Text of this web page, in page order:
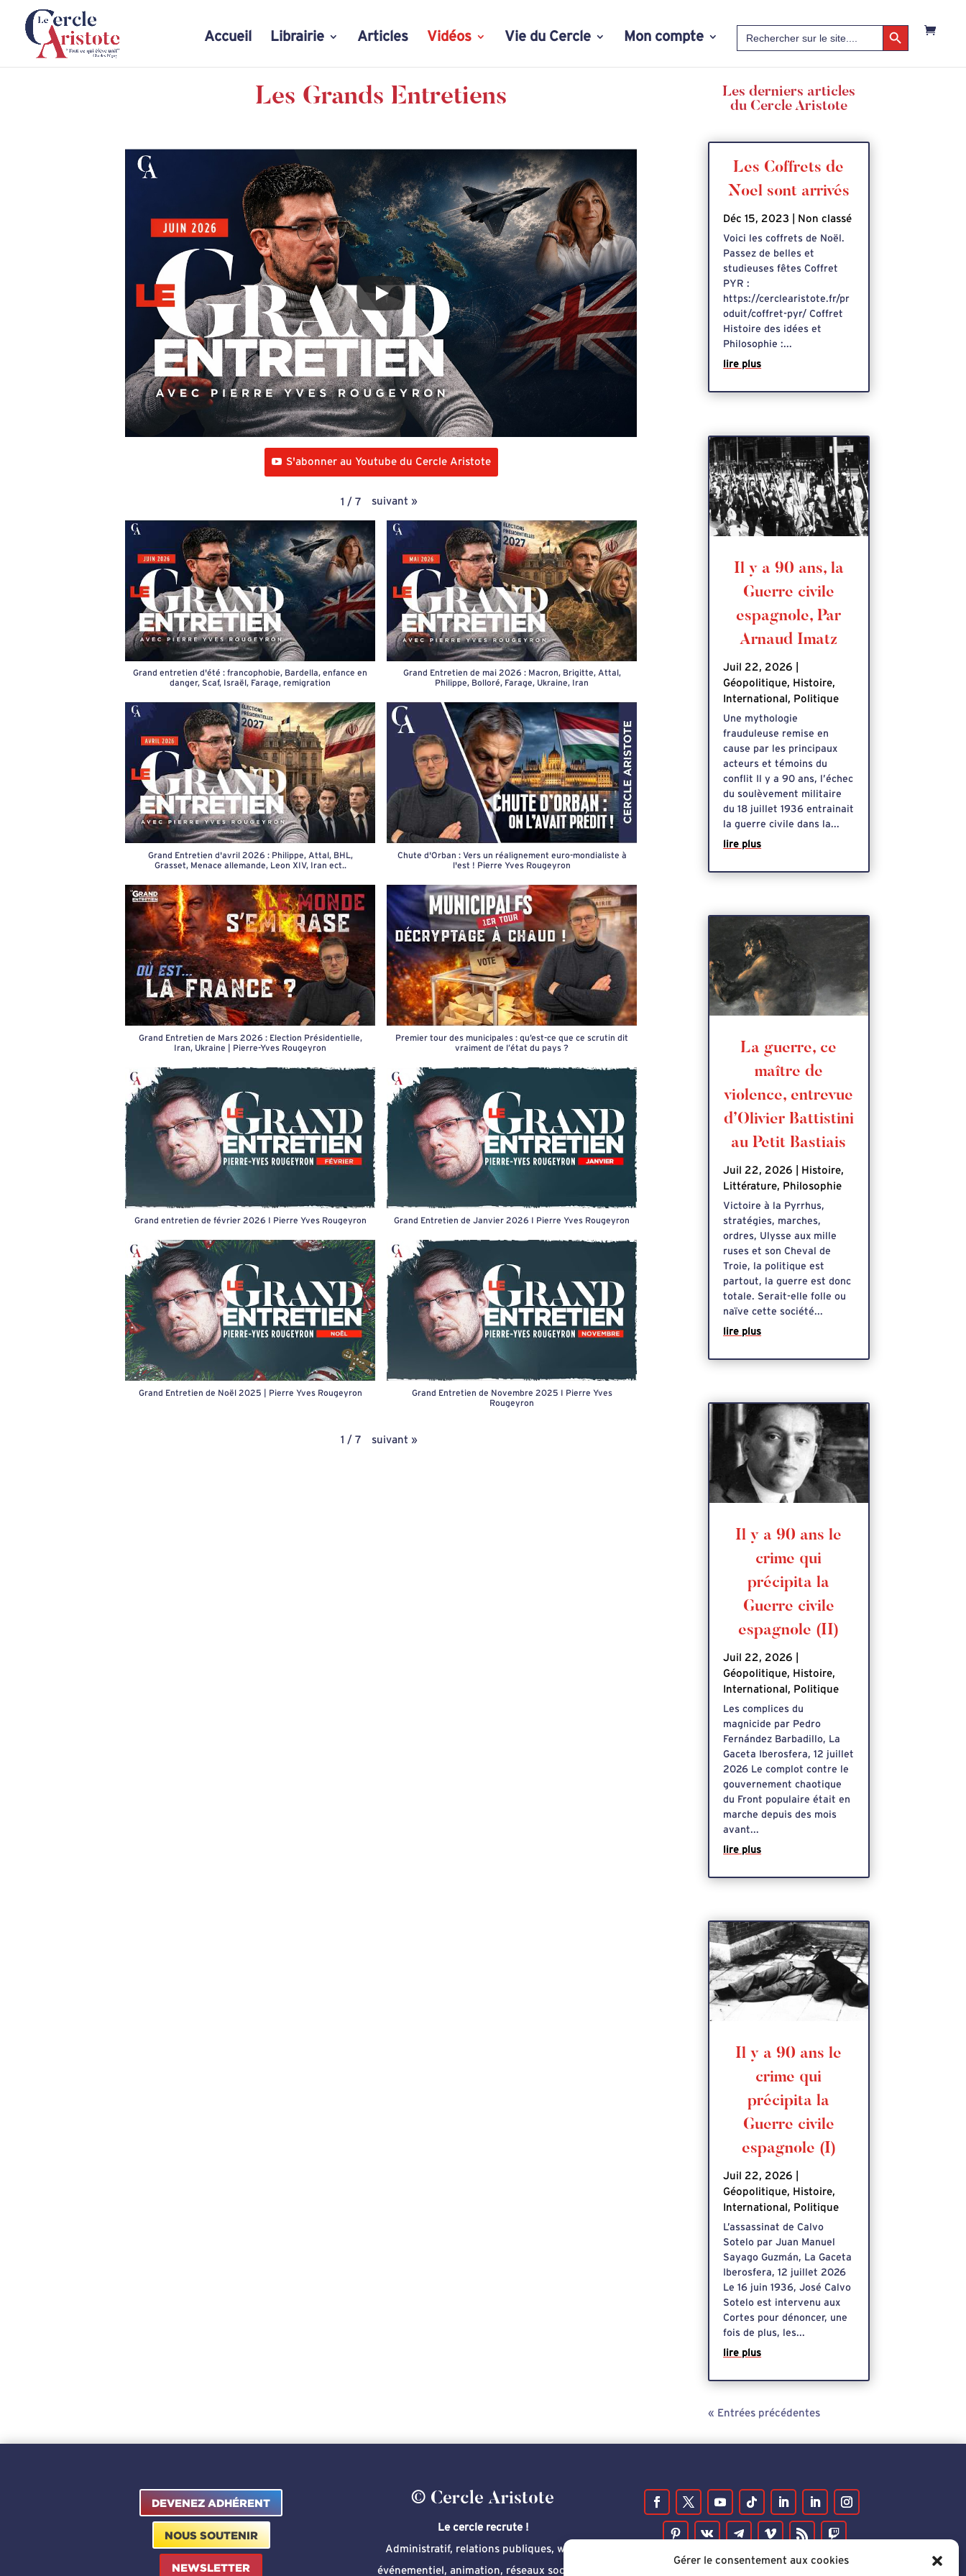
Gérer le consentement aux cookies
Accueil Librairie Articles Vidéos Vie du Cercle Mon compte
for:
Search Button
Les Grands Entretiens
S'abonner au Youtube du Cercle Aristote
1 / 7 suivant »
Grand entretien d'été : francophobie, Bardella, enfance en
danger, Scaf, Israël, Farage, remigration
Grand Entretien de mai 2026 : Macron, Brigitte, Attal,
Philippe, Bolloré, Farage, Ukraine, Iran
Grand Entretien d'avril 2026 : Philippe, Attal, BHL,
Grasset, Menace allemande, Leon XIV, Iran ect..
Chute d'Orban : Vers un réalignement euro-mondialiste à
l'est ! Pierre Yves Rougeyron
Grand Entretien de Mars 2026 : Election Présidentielle,
Iran, Ukraine | Pierre-Yves Rougeyron
Premier tour des municipales : qu’est-ce que ce scrutin dit
vraiment de l’état du pays ?
Grand entretien de février 2026 I Pierre Yves Rougeyron Grand Entretien de Janvier 2026 I Pierre Yves Rougeyron
Grand Entretien de Noël 2025 | Pierre Yves Rougeyron
Grand Entretien de Novembre 2025 I Pierre Yves
Rougeyron
1 / 7 suivant »
Les derniers articles
du Cercle Aristote
Les Coffrets de
Noel sont arrivés
Déc 15, 2023 Non classé
Voici les coffrets de Noël.
Passez de belles et
studieuses fêtes Coffret
PYR :
https://cerclearistote.fr/pr
oduit/coffret-pyr/ Coffret
Histoire des idées et
Philosophie :...
lire plus
Il y a 90 ans, la
Guerre civile
espagnole, Par
Arnaud Imatz
Juil 22, 2026
Géopolitique, Histoire,
International, Politique
Une mythologie
frauduleuse remise en
cause par les principaux
acteurs et témoins du
conflit Il y a 90 ans, l’échec
du soulèvement militaire
du 18 juillet 1936 entrainait
la guerre civile dans la...
lire plus
La guerre, ce
maître de
violence, entrevue
d’Olivier Battistini
au Petit Bastiais
Juil 22, 2026 Histoire,
Littérature, Philosophie
Victoire à la Pyrrhus,
stratégies, marches,
ordres, Ulysse aux mille
ruses et son Cheval de
Troie, la politique est
partout, la guerre est donc
totale. Serait-elle folle ou
naïve cette société...
lire plus
Il y a 90 ans le
crime qui
précipita la
Guerre civile
espagnole (II)
Juil 22, 2026
Géopolitique, Histoire,
International , Politique
Les complices du
magnicide par Pedro
Fernández Barbadillo, La
Gaceta Iberosfera, 12 juillet
2026 Le complot contre le
gouvernement chaotique
du Front populaire était en
marche depuis des mois
avant...
lire plus
Il y a 90 ans le
crime qui
précipita la
Guerre civile
espagnole (I)
Juil 22, 2026
Géopolitique, Histoire,
International , Politique
L’assassinat de Calvo
Sotelo par Juan Manuel
Sayago Guzmán, La Gaceta
Iberosfera, 12 juillet 2026
Le 16 juin 1936, José Calvo
Sotelo est intervenu aux
Cortes pour dénoncer, une
fois de plus, les...
lire plus
« Entrées précédentes
DEVENEZ ADHÉRENT
NOUS SOUTENIR
NEWSLETTER
© Cercle Aristote
Le cercle recrute !
Administratif, relations publiques, web,
événementiel, animation, réseaux sociaux,